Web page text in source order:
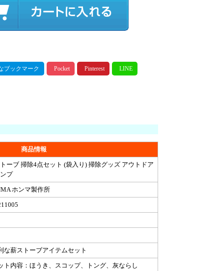
商品情報
ーブ 掃除4点セット (袋入り) 掃除グッズ アウトドア
プ
ホンマ製作所
な薪ストーブアイテムセット
ト内容：ほうき、スコップ、トング、灰ならし